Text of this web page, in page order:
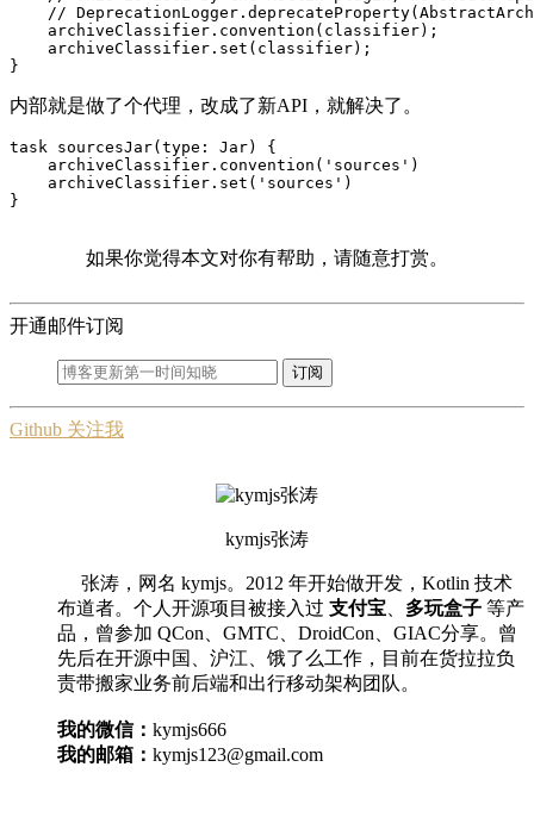
//
archiveClassifier . convention ( classifier);
archiveClassifier . set ( classifier);
}
内部就是做了个代理，改成了新API，就解决了。
task sourcesJar( type: Jar)
{
archiveClassifier . convention ( 'sources' )
archiveClassifier . set ( 'sources' )
}
如果你觉得本文对你有帮助，请随意打赏。
开通邮件订阅
订阅
Github 关注我
kymjs张涛
张涛，网名 kymjs。2012 年开始做开发，Kotlin 技术
布道者。个人开源项目被接入过 支付宝 多玩盒子 等产
品，曾参加 QCon、GMTC、DroidCon、GIAC分享。曾
先后在开源中国、沪江、饿了么工作，目前在货拉拉负
责带搬家业务前后端和出行移动架构团队。
我的微信： kymjs666
我的邮箱： kymjs123@gmail.com